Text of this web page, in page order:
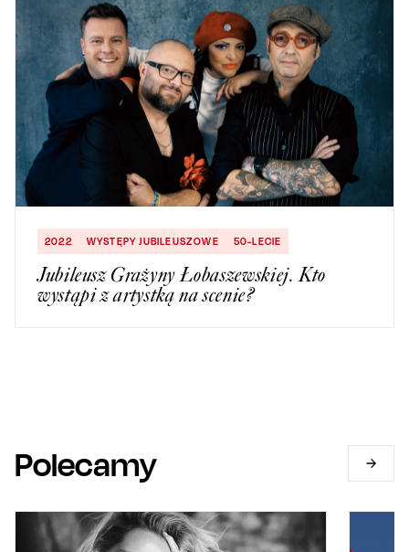
2022 WYSTĘPY JUBILEUSZOWE 50-LECIE
Jubileusz Grażyny Łobaszewskiej. Kto
wystąpi z artystką na scenie?
Polecamy